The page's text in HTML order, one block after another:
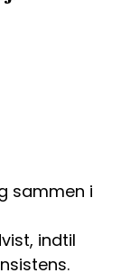
sammen i
indtil